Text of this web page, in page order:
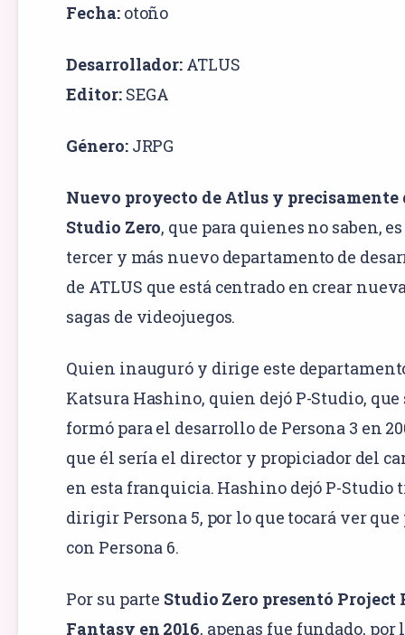
Fecha:otoño
Desarrollador: ATLUS
Editor: SEGA
Género: JRPG
Nuevo proyecto de Atlus y precisamente
Studio Zero, que para quienes no saben,
tercer y más nuevo departamento de
de ATLUS que está centrado en crear
sagas de videojuegos.
Quien inauguró y dirige este
Katsura Hashino, quien dejó P-Studio, que
formó para el desarrollo de Persona 3 en
que él sería el director y propiciador del
en esta franquicia. Hashino dejó P-Studio
dirigir Persona 5, por lo que tocará ver que
con Persona 6.
Por su parte Studio Zero presentó Project
Fantasy en 2016, apenas fue fundado, por